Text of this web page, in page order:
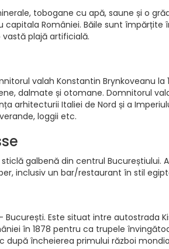
tobogane cu apă, saune și o
României. Băile sunt împărțite
plajă artificială.
valah Konstantin Brynkoveanu la
dalmate și otomane. Domnitorul
arhitecturii Italiei de Nord și a
loggii etc.
galbenă din centrul Bucureștiului.
inclusiv un bar/restaurant în stil
Este situat intre autostrada
în 1878 pentru ca trupele
încheierea primului război